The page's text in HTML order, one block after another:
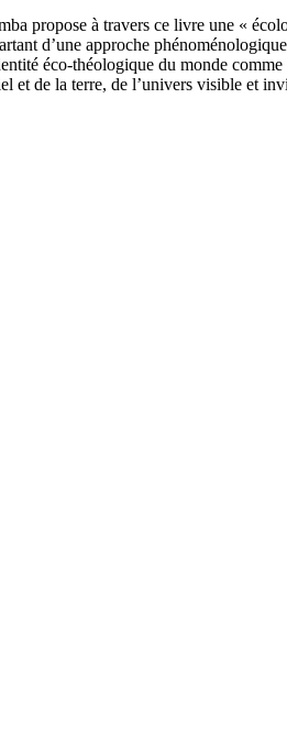
propose à travers ce livre une «
d’une approche
éco-théologique du monde
et de la terre, de l’univers visible et